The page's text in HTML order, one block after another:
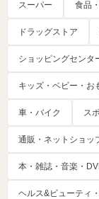
スーパー 食品
ドラッグストア
ショッピングセンタ
キッズ・ベビー・お
車・バイク ス
通販・ネットショッ
本・雑誌・音楽・
ヘルス&ビューティ